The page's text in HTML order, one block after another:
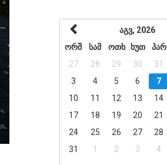
აგვ, 2026
ორშ
სამ ოთხ ხუთ პარ
27
28 29 30 31
3
4 5 6 7
10
11 12 13 14
17
18 19 20 21
24
25 26 27 28
31
1 2 3 4